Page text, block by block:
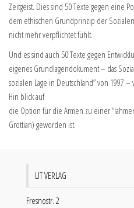
Zeitgeist. Dies sind 50 Texte gegen eine
dem ethischen Grundprinzip der
nicht mehr verpflichtet fühlt.
Und es sind auch 50 Texte gegen
eigenes Grundlagendokument – das
sozialen Lage in Deutschland” von 1997
Hin blick auf
die Option für die Armen zu einer
Grottian) geworden ist.
LIT VERLAG
Fresnostr. 2